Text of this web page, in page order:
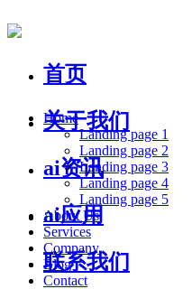
首页
关于我们
ai资讯
ai应用
联系我们
Home
Landing page 1
Landing page 2
Landing page 3
Landing page 4
Landing page 5
About Us
Services
Company
Blog
Contact